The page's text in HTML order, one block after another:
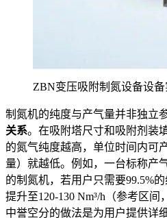
ZBN变压吸附制氮设备设备
制氮机的纯度与产气量并非独立
关系。在吸附塔尺寸和吸附剂装
的氮气纯度越高，单位时间内可
量）就越低。例如，一台标称产
的制氮机，若用户只需要99.5%
提升至120-130 Nm³/h（参考区间
中誉空分的做法是为用户提供详